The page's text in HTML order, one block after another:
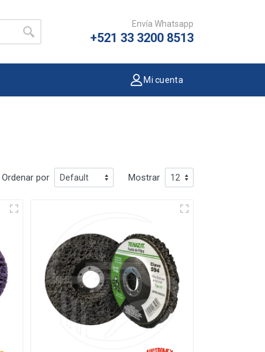
Envía Whatsapp
+521 33 3200 8513
Mi cuenta
Ordenar por Mostrar